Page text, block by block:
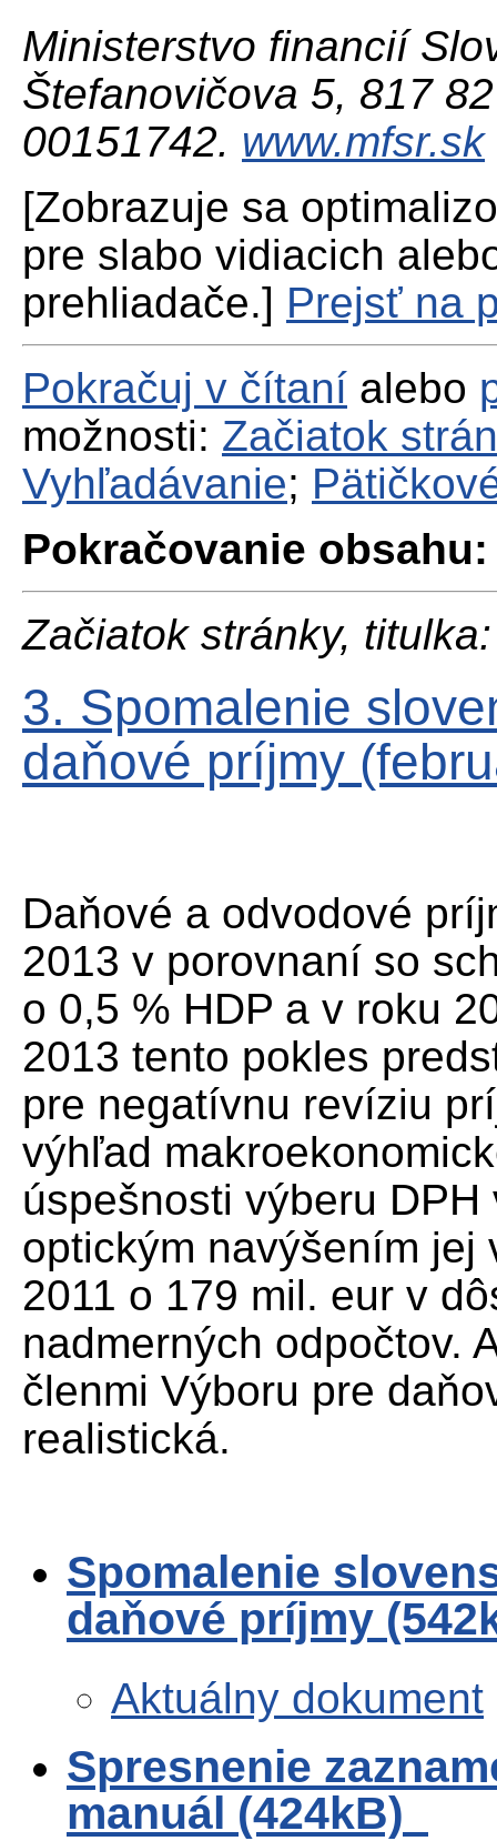
Ministerstvo financií
Štefanovičova 5, 817
00151742. www.mfsr.sk
[Zobrazuje sa
pre slabo vidiacich
prehliadače.] Prejsť na
Pokračuj v čítaní alebo
možnosti: Začiatok
Vyhľadávanie;
Pokračovanie obsahu:
Začiatok stránky, titulka:
3. Spomalenie
daňové príjmy
Daňové a odvodové
2013 v porovnaní so
o 0,5 % HDP a v roku
2013 tento pokles
pre negatívnu revíziu
výhľad
úspešnosti výberu
optickým navýšením jej
2011 o 179 mil. eur v
nadmerných odpočtov.
členmi Výboru pre
realistická.
Spomalenie
daňové príjmy
Aktuálny dokument
Spresnenie
manuál (424kB)